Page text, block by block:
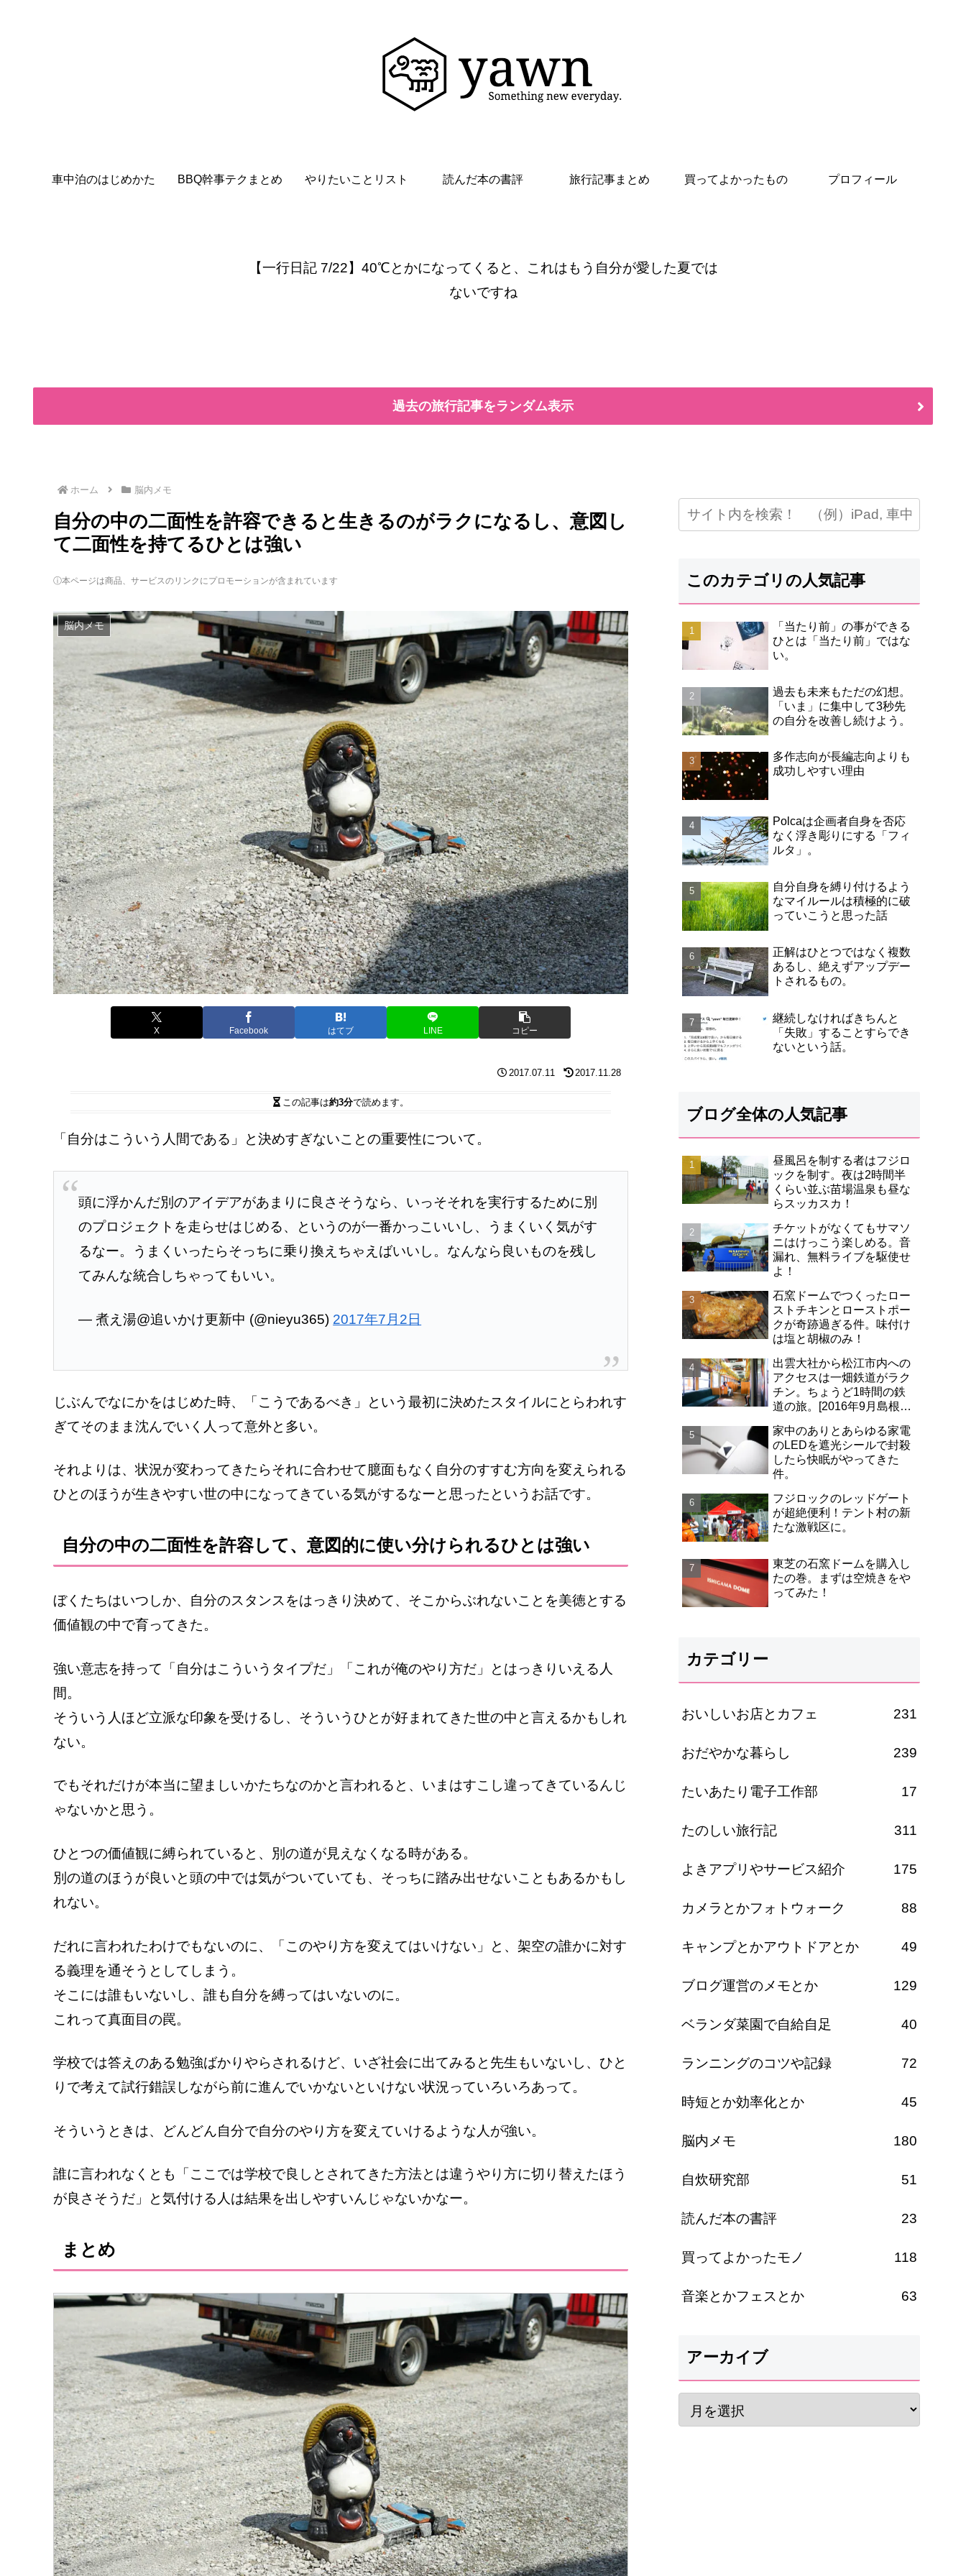
車中泊のはじめかた BBQ幹事テクまとめ やりたいことリスト 読んだ本の書評 旅行記事まとめ 買ってよかったもの プロフィール
【一行日記 7/22】40℃とかになってくると、これはもう自分が愛した夏では
ないですね
過去の旅行記事をランダム表示
ホーム 脳内メモ
自分の中の二面性を許容できると生きるのがラクになるし、意図し
て二面性を持てるひとは強い
ⓘ本ページは商品、サービスのリンクにプロモーションが含まれています
脳内メモ
X Facebook はてブ LINE コピー
2017.07.11 2017.11.28
この記事は約3分で読めます。
「自分はこういう人間である」と決めすぎないことの重要性について。
頭に浮かんだ別のアイデアがあまりに良さそうなら、いっそそれを実行するために別
のプロジェクトを走らせはじめる、というのが一番かっこいいし、うまくいく気がす
るなー。うまくいったらそっちに乗り換えちゃえばいいし。なんなら良いものを残し
てみんな統合しちゃってもいい。
— 煮え湯@追いかけ更新中 (@nieyu365) 2017年7月2日
じぶんでなにかをはじめた時、「こうであるべき」という最初に決めたスタイルにとらわれす
ぎてそのまま沈んでいく人って意外と多い。
それよりは、状況が変わってきたらそれに合わせて臆面もなく自分のすすむ方向を変えられる
ひとのほうが生きやすい世の中になってきている気がするなーと思ったというお話です。
自分の中の二面性を許容して、意図的に使い分けられるひとは強い
ぼくたちはいつしか、自分のスタンスをはっきり決めて、そこからぶれないことを美徳とする
価値観の中で育ってきた。
強い意志を持って「自分はこういうタイプだ」「これが俺のやり方だ」とはっきりいえる人
間。
そういう人ほど立派な印象を受けるし、そういうひとが好まれてきた世の中と言えるかもしれ
ない。
でもそれだけが本当に望ましいかたちなのかと言われると、いまはすこし違ってきているんじ
ゃないかと思う。
ひとつの価値観に縛られていると、別の道が見えなくなる時がある。
別の道のほうが良いと頭の中では気がついていても、そっちに踏み出せないこともあるかもし
れない。
だれに言われたわけでもないのに、「このやり方を変えてはいけない」と、架空の誰かに対す
る義理を通そうとしてしまう。
そこには誰もいないし、誰も自分を縛ってはいないのに。
これって真面目の罠。
学校では答えのある勉強ばかりやらされるけど、いざ社会に出てみると先生もいないし、ひと
りで考えて試行錯誤しながら前に進んでいかないといけない状況っていろいろあって。
そういうときは、どんどん自分で自分のやり方を変えていけるような人が強い。
誰に言われなくとも「ここでは学校で良しとされてきた方法とは違うやり方に切り替えたほう
が良さそうだ」と気付ける人は結果を出しやすいんじゃないかなー。
まとめ
このカテゴリの人気記事
「当たり前」の事ができる
ひとは「当たり前」ではな
い。
過去も未来もただの幻想。
「いま」に集中して3秒先
の自分を改善し続けよう。
多作志向が長編志向よりも
成功しやすい理由
Polcaは企画者自身を否応
なく浮き彫りにする「フィ
ルタ」。
自分自身を縛り付けるよう
なマイルールは積極的に破
っていこうと思った話
正解はひとつではなく複数
あるし、絶えずアップデー
トされるもの。
継続しなければきちんと
「失敗」することすらでき
ないという話。
ブログ全体の人気記事
昼風呂を制する者はフジロ
ックを制す。夜は2時間半
くらい並ぶ苗場温泉も昼な
らスッカスカ！
チケットがなくてもサマソ
ニはけっこう楽しめる。音
漏れ、無料ライブを駆使せ
よ！
石窯ドームでつくったロー
ストチキンとローストポー
クが奇跡過ぎる件。味付け
は塩と胡椒のみ！
出雲大社から松江市内への
アクセスは一畑鉄道がラク
チン。ちょうど1時間の鉄
道の旅。[2016年9月島根旅
家中のありとあらゆる家電
のLEDを遮光シールで封殺
したら快眠がやってきた
件。
フジロックのレッドゲート
が超絶便利！テント村の新
たな激戦区に。
東芝の石窯ドームを購入し
たの巻。まずは空焼きをや
ってみた！
カテゴリー
おいしいお店とカフェ 231
おだやかな暮らし 239
たいあたり電子工作部 17
たのしい旅行記 311
よきアプリやサービス紹介 175
カメラとかフォトウォーク 88
キャンプとかアウトドアとか 49
ブログ運営のメモとか 129
ベランダ菜園で自給自足 40
ランニングのコツや記録 72
時短とか効率化とか 45
脳内メモ 180
自炊研究部 51
読んだ本の書評 23
買ってよかったモノ 118
音楽とかフェスとか 63
アーカイブ